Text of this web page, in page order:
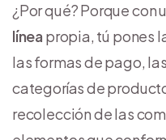
¿Por qué? Porque con
línea propia, tú pones
las formas de pago,
categorías de
recolección de las